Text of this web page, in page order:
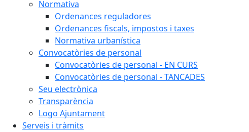
Normativa
Ordenances reguladores
Ordenances fiscals, impostos i taxes
Normativa urbanística
Convocatòries de personal
Convocatòries de personal - EN CURS
Convocatòries de personal - TANCADES
Seu electrònica
Transparència
Logo Ajuntament
Serveis i tràmits